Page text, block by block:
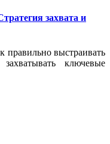
захвата и
правильно выстраивать
ключевые